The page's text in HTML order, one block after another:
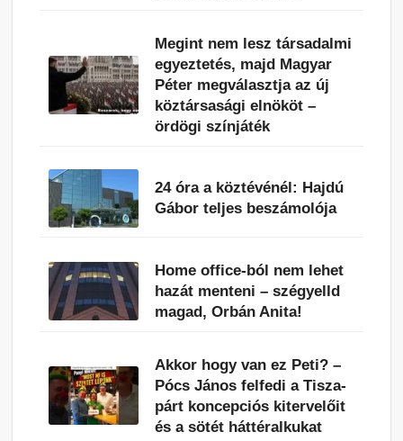
Megint nem lesz társadalmi
egyeztetés, majd Magyar
Péter megválasztja az új
köztársasági elnököt –
ördögi színjáték
24 óra a köztévénél: Hajdú
Gábor teljes beszámolója
Home office-ból nem lehet
hazát menteni – szégyelld
magad, Orbán Anita!
Akkor hogy van ez Peti? –
Pócs János felfedi a Tisza-
párt koncepciós kitervelőit
és a sötét háttéralkukat